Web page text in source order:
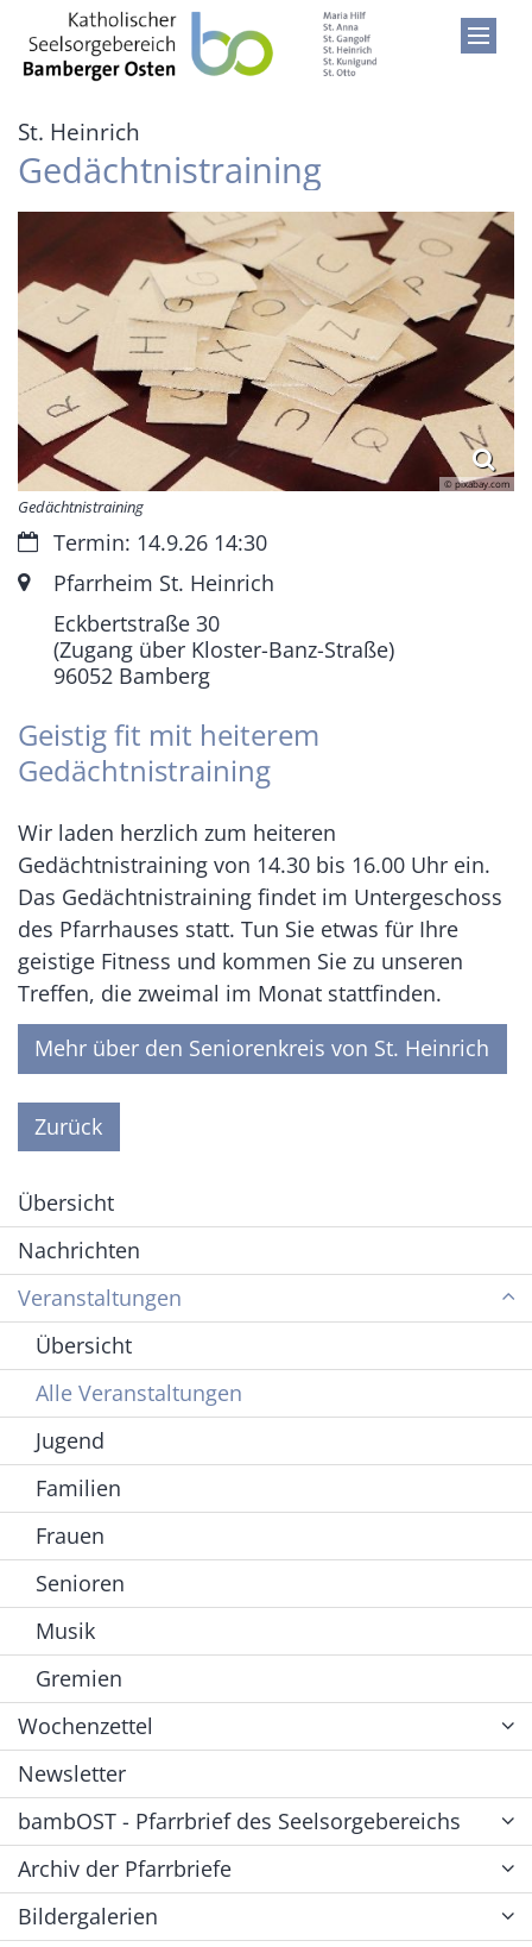
Zum Inhalt springen
St. Heinrich
Gedächtnistraining
© pixabay.com
Gedächtnistraining
Datum:Termin: 14.9.26 14:30
Ort: Pfarrheim St. Heinrich
Eckbertstraße 30
(Zugang über Kloster-Banz-Straße)
96052 Bamberg
Geistig fit mit heiterem
Gedächtnistraining
Wir laden herzlich zum heiteren
Gedächtnistraining von 14.30 bis 16.00 Uhr ein.
Das Gedächtnistraining findet im Untergeschoss
des Pfarrhauses statt. Tun Sie etwas für Ihre
geistige Fitness und kommen Sie zu unseren
Treffen, die zweimal im Monat stattfinden.
Mehr über den Seniorenkreis von St. Heinrich
Zurück
Übersicht
Nachrichten
Veranstaltungen
Übersicht
Alle Veranstaltungen
Jugend
Familien
Frauen
Senioren
Musik
Gremien
Wochenzettel
Newsletter
bambOST - Pfarrbrief des Seelsorgebereichs
Archiv der Pfarrbriefe
Bildergalerien